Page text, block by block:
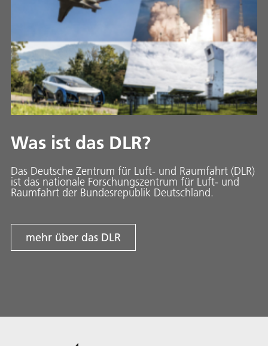
Was ist das DLR?
Das Deutsche Zentrum für Luft- und Raumfahrt (DLR)
ist das nationale Forschungszentrum für Luft- und
Raumfahrt der Bundesrepublik Deutschland.
mehr über das DLR